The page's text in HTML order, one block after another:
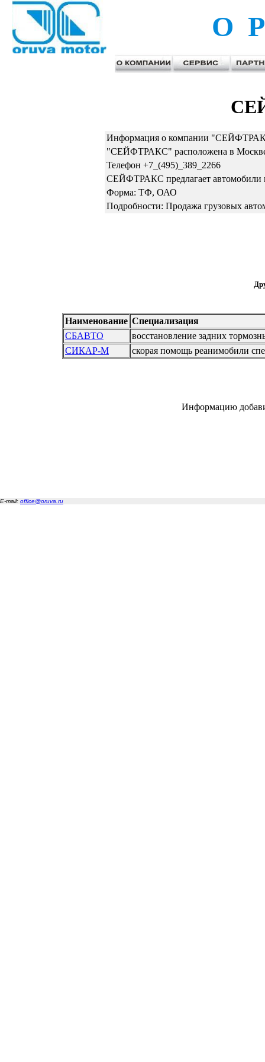
О
Информация о компании
"СЕЙФТРАКС" расположена в Москве
Телефон +7_(495)_389_2266
СЕЙФТРАКС предлагает автомобили
Форма: ТФ, ОАО
Подробности: Продажа грузовых
Наименование Специализация
СБАВТО
восстановление задних
СИКАР-М
скорая помощь реанимобили
Информацию
E-mail: office@oruva.ru